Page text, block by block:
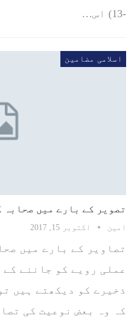
-13) اس…
اسلامی مضامین
تصویر کے بارے میں صحابہ
امین اکتوبر 15, 2017
تصاویر کے بارے میں
عملی رویے کو جاننے
ذخیرے کو دیکھتے ہیں
کہ وہ بعض نوعیت کی